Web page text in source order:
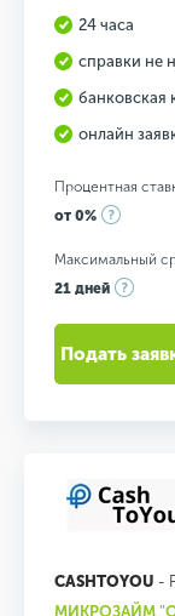
24 часа
справки не
банковская
онлайн
Процентная
от 0%
Максимальный
21 дней
Подать
CASHTOYOU -
МИКРОЗАЙМ